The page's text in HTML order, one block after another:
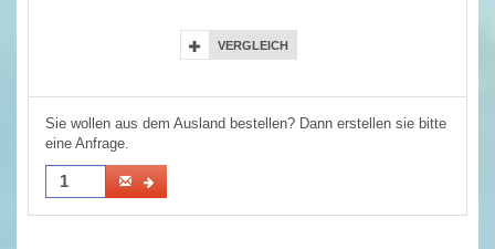
VERGLEICH
Sie wollen aus dem Ausland bestellen? Dann erstellen sie bitte
eine Anfrage.